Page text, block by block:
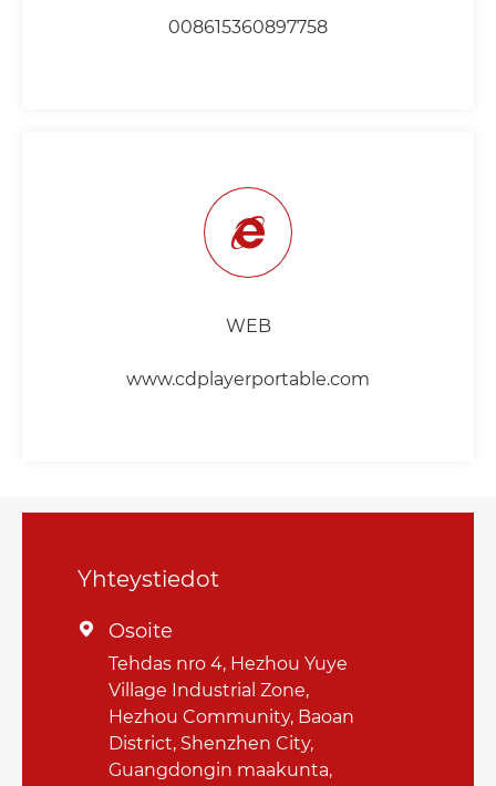
008615360897758
WEB
www.cdplayerportable.com
Yhteystiedot
 Osoite
Tehdas nro 4, Hezhou Yuye
Village Industrial Zone,
Hezhou Community, Baoan
District, Shenzhen City,
Guangdongin maakunta,